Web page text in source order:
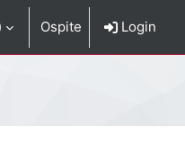
Ospite Login